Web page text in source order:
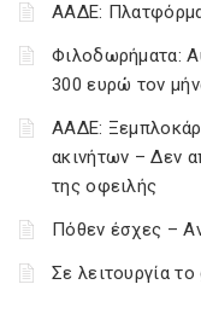
ΑΑΔΕ:
Φιλοδωρήματα:
300 ευρώ τον
ΑΑΔΕ:
ακινήτων – Δεν
της οφειλής
Πόθεν έσχες –
Σε λειτουργία